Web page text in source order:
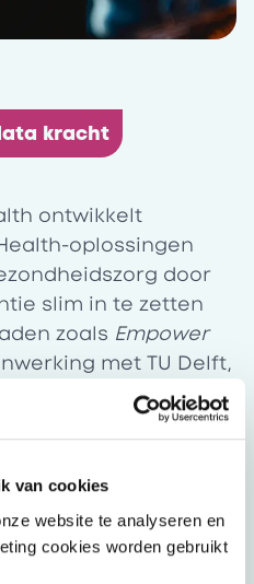
van cookies
website te analyseren en
cookies worden gebruikt
kracht
ontwikkelt
oplossingen
door
slim in te zetten
zoals Empower
met TU Delft,
wordt AI gebruikt
te stemmen op de
zet de GGZ een
mensgerichtere
de professional
belast.